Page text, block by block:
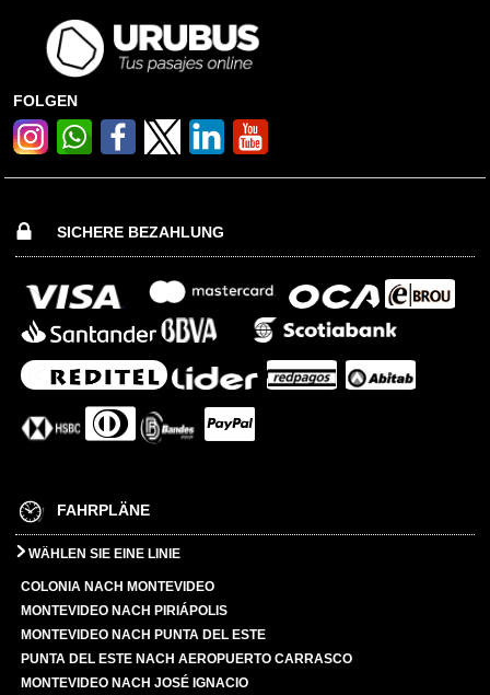
FOLGEN
SICHERE BEZAHLUNG
FAHRPLÄNE
WÄHLEN SIE EINE LINIE
COLONIA NACH MONTEVIDEO
MONTEVIDEO NACH PIRIÁPOLIS
MONTEVIDEO NACH PUNTA DEL ESTE
PUNTA DEL ESTE NACH AEROPUERTO CARRASCO
MONTEVIDEO NACH JOSÉ IGNACIO